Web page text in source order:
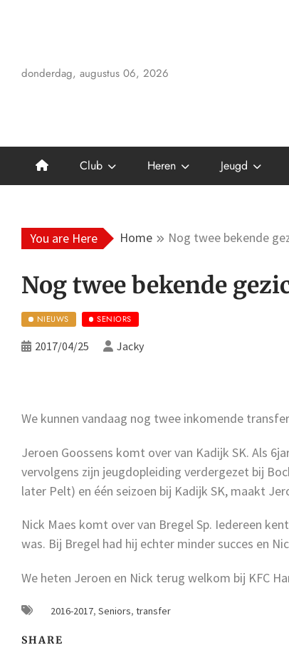
donderdag, augustus 06, 2026
Club Heren Jeugd
You are Here Home Nog twee bekende
Nog twee bekende
NIEUWS SENIORS
2017/04/25 Jacky
We kunnen vandaag nog twee inkomende
Jeroen Goossens komt over van Kadijk SK. Als
vervolgens zijn jeugdopleiding verdergezet bij
later Pelt) en één seizoen bij Kadijk SK, maakt
Nick Maes komt over van Bregel Sp. Iedereen
was. Bij Bregel had hij echter minder succes en
We heten Jeroen en Nick terug welkom bij KFC
2016-2017, Seniors, transfer
SHARE